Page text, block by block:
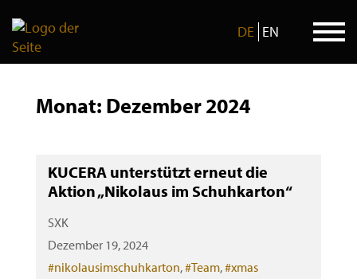
content
DE EN
Monat: Dezember 2024
KUCERA unterstützt erneut die
Aktion „Nikolaus im Schuhkarton“
SXK
Dezember 19, 2024
Categories
#nikolausimschuhkarton,#Team,#xmas